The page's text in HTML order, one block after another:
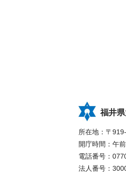
福井
所在地：〒
開庁時間：午
電話番号：
法人番号：